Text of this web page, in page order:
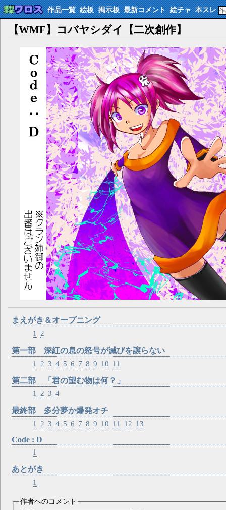
作品一覧 絵板 掲示板 最新コメント 絵チャ 本スレ
【WMF】コバヤシダイ【二次創作】
まえがき＆オープニング
1
2
第一部 深紅の息の怒号が滅びを譲らない
1
2 3 4 5 6 7 8 9 10 11
第二部 「君の望む物は何？」
1 2 3 4
最終部 多分夢か爆発オチ
1
2 3 4 5 6 7 8 9 10 11 12 13
Code : D
1
あとがき
1
作者へのコメント